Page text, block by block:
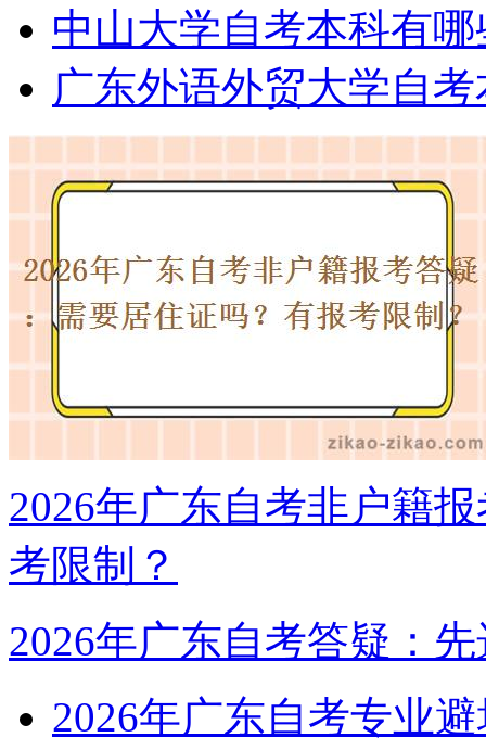
中山大学自考本科有
广东外语外贸大学自
2026年广东自考非户籍
考限制？
2026年广东自考答疑：
2026年广东自考专业